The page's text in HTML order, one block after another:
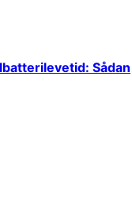
Sådan